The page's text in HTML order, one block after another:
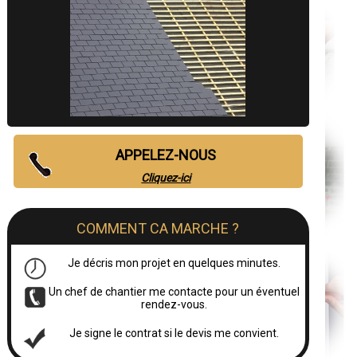
APPELEZ-NOUS
Cliquez-ici
COMMENT CA MARCHE ?
Je décris mon projet en quelques minutes.
Un chef de chantier me contacte pour un éventuel
rendez-vous.
Je signe le contrat si le devis me convient.